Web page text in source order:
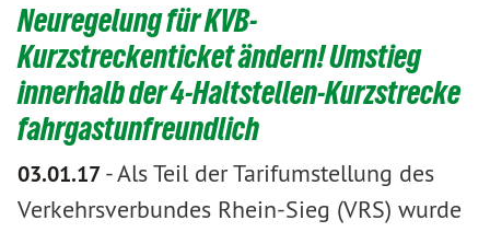
Neuregelung für KVB-
Kurzstreckenticket ändern! Umstieg
innerhalb der 4-Haltstellen-Kurzstrecke
fahrgastunfreundlich
03.01.17-Als Teil der Tarifumstellung des
Verkehrsverbundes Rhein-Sieg (VRS) wurde